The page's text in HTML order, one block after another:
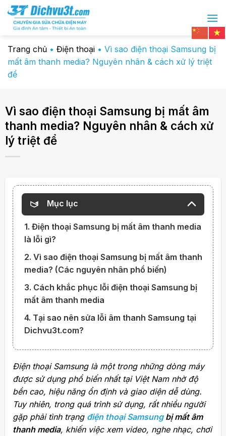
Chuyển
đến
dung
Trang chủ • Điện thoại • Vì sao điện thoại Samsung bị
mất âm thanh media? Nguyên nhân & cách xử lý triệt
để
Vì sao điện thoại Samsung bị mất âm
thanh media? Nguyên nhân & cách xử
lý triệt để
Mục lục
1. Điện thoại Samsung bị mất âm thanh media
là lỗi gì?
2. Vì sao điện thoại Samsung bị mất âm thanh
media? (Các nguyên nhân phổ biến)
3. Cách khắc phục lỗi điện thoại Samsung bị
mất âm thanh media
4. Tại sao nên sửa lỗi âm thanh Samsung tại
Dichvu3t.com?
Điện thoại Samsung là một trong những dòng máy
được sử dụng phổ biến nhất tại Việt Nam nhờ độ
bền cao, hiệu năng ổn định và giao diện dễ dùng.
Tuy nhiên, trong quá trình sử dụng, rất nhiều người
gặp phải tình trạng điện thoại Samsungbị mất âm
thanh media, khiến việc xem video, nghe nhạc, chơi